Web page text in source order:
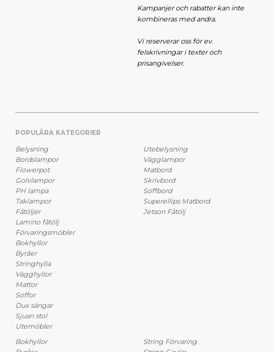
Kampanjer och rabatter kan inte
kombineras med andra.
Vi reserverar oss för ev.
felskrivningar i texter och
prisangivelser.
POPULÄRA KATEGORIER
Belysning
Bordslampor
Flowerpot
Golvlampor
PH lampa
Taklampor
Fåtöljer
Lamino fåtölj
Förvaringsmöbler
Bokhyllor
Byråer
Stringhylla
Vägghyllor
Mattor
Soffor
Dux sängar
Sjuan stol
Utemöbler
Utebelysning
Vägglampor
Matbord
Skrivbord
Soffbord
Superellips Matbord
Jetson Fåtölj
Bokhyllor
String Förvaring